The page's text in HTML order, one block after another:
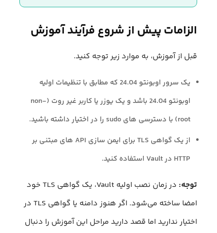
الزامات پیش از شروع فرآیند آموزش
قبل از آموزش، به موارد زیر توجه کنید.
یک سرور اوبونتو 24.04 که مطابق با تنظیمات اولیه
اوبونتو 24.04 باشد و یک یوزر یا کاربر غیر روت (non-
root) با دسترسی های sudo را در اختیار داشته باشید.
از یک گواهی TLS برای ایمن سازی API های مبتنی بر
HTTP در Vault استفاده کنید.
توجه:
در زمان نصب اولیه Vault، یک گواهی TLS خود
امضا ساخته می‌شود. اگر هنوز دامنه یا گواهی TLS در
اختیار ندارید اما قصد دارید مراحل این آموزش را دنبال